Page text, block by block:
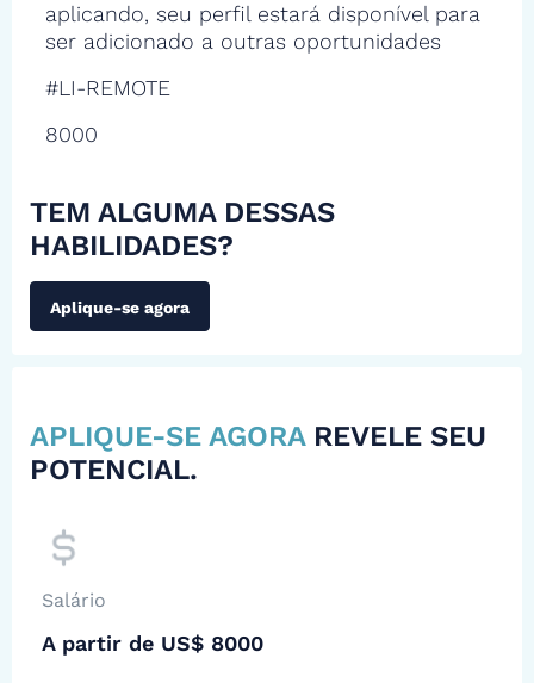
aplicando, seu perfil estará disponível para
ser adicionado a outras oportunidades
#LI-REMOTE
8000
TEM ALGUMA DESSAS
HABILIDADES?
Aplique-se agora
APLIQUE-SE AGORA REVELE SEU
POTENCIAL.
Salário
A partir de US$ 8000